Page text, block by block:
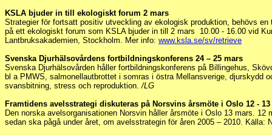
KSLA bjuder in till ekologiskt forum 2 mars
Strategier för fortsatt positiv utveckling av ekologisk produktion, behövs en
på ett ekologiskt forum som KSLA bjuder in till 2 mars 10.00 - 16.00 vid
Lantbruksakademien, Stockholm. Mer info: www.ksla.se/sv/retrieve
Svenska Djurhälsovårdens fortbildningskonferens 24 – 25 mars
Svenska Djurhälsovården håller fortbildningskonferens på Billingehus,
bl a PMWS, salmonellautbrottet i somras i östra Mellansverige, djurskydd
svansbitning, stress och reproduktion./LG
Framtidens avelsstrategi diskuteras på Norsvins årsmöte i Oslo 12 -
Den norska avelsorganisationen Norsvin håller årsmöte i Oslo 13 mars. 12
sedan ska pågå under året, om avelsstrategin för åren 2005 – 2010. Källa: